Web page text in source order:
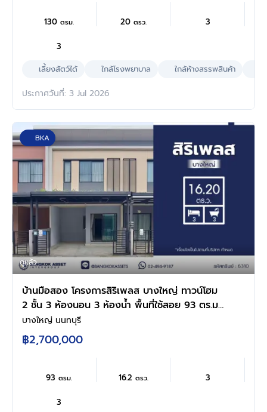
130ตรม. 20 ตรว. 3
3
เลี้ยงสัตว์ได้
ใกล้โรงพยาบาล ใกล้ห้างสรรพสินค้า
ประกาศวันที่: 3 Jul 2026
BKA
ดูแล้ว
บ้านมือสอง โครงการสิริเพลส บางใหญ่ ทาวน์โฮม
2 ชั้น 3 ห้องนอน 3 ห้องน้ำ พื้นที่ใช้สอย 93 ตร.ม.
ที่ดิน 16.2 ตร.ว. ทำเลบางใหญ่ ติดถนนกาญจนา
ภิเษก โครงการแสนสิริ ใกล้รถไฟฟ้าสายสีม่วง เดิน
ทางสะดวก
บางใหญ่ นนทบุรี
฿2,700,000
93ตรม. 16.2 ตรว. 3
3